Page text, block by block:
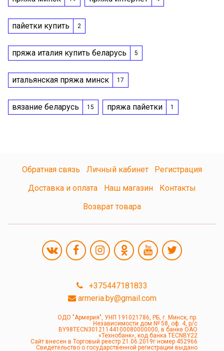
пайетки купить 2
пряжа италия купить беларусь 5
итальянская пряжа минск 17
вязание беларусь 15 пряжа пайетки 1
Обратная связь Личный кабинет
Регистрация
Доставка и оплата
Наш магазин
Контакты
Возврат товара
+375447181833
armeria.by@gmail.com
ОДО "Армерия", УНП 191021786, РБ, г. Минск, пр.
Независимости дом № 58, оф. 4, р/с
BY98TECN30121144100080000000, в банке ОАО
«Технобанк», код банка TECNBY22
Сайт внесен в Торговый реестр 21.06.2019г номер 452966
Свидетельство о государственной регистрации выдано